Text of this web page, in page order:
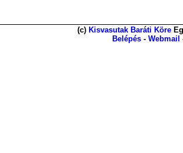
(c) Kisvasutak Baráti Köre
Belépés - Webmail